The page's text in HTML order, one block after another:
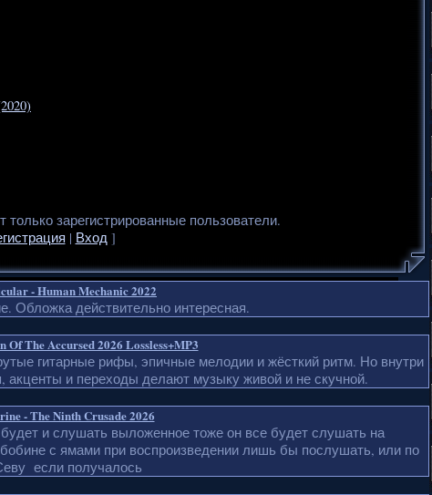
зарегистрированные пользователи.
| Вход]
- Human Mechanic 2022
Обложка действительно интересная.
Of The Accursed 2026 Lossless+MP3
гитарные рифы, эпичные мелодии и жёсткий ритм. Но внутри
акценты и переходы делают музыку живой и не скучной.
- The Ninth Crusade 2026
будет и слушать выложенное тоже он все будет слушать на
с ямами при воспроизведении лишь бы послушать, или по
если получалось